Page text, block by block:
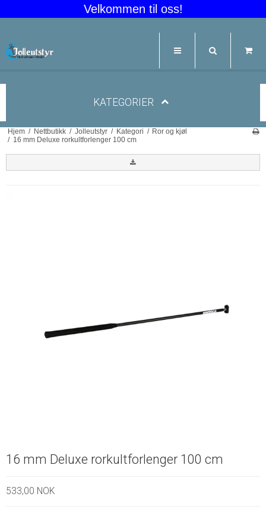
Velkommen til oss!
KATEGORIER
Hjem / Nettbutikk / Jolleutstyr / Kategori / Ror og kjøl
/ 16 mm Deluxe rorkultforlenger 100 cm
16 mm Deluxe rorkultforlenger 100 cm
533,00 NOK